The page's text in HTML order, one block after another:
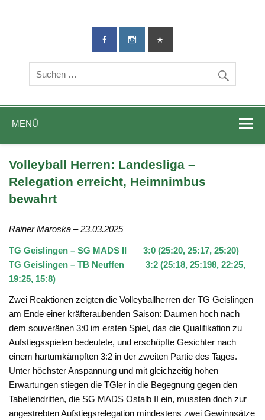
TG-Geislingen
DIE Sportadresse in Geislingen!
MENÜ
Volleyball Herren: Landesliga –
Relegation erreicht, Heimnimbus
bewahrt
Rainer Maroska – 23.03.2025
TG Geislingen – SG MADS II 3:0 (25:20, 25:17, 25:20)
TG Geislingen – TB Neuffen 3:2 (25:18, 25:198, 22:25,
19:25, 15:8)
Zwei Reaktionen zeigten die Volleyballherren der TG Geislingen
am Ende einer kräfteraubenden Saison: Daumen hoch nach
dem souveränen 3:0 im ersten Spiel, das die Qualifikation zu
Aufstiegsspielen bedeutete, und erschöpfte Gesichter nach
einem hartumkämpften 3:2 in der zweiten Partie des Tages.
Unter höchster Anspannung und mit gleichzeitig hohen
Erwartungen stiegen die TGler in die Begegnung gegen den
Tabellendritten, die SG MADS Ostalb II ein, mussten doch zur
angestrebten Aufstiegsrelegation mindestens zwei Gewinnsätze